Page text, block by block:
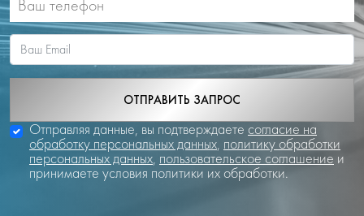
ОТПРАВИТЬ ЗАПРОС
Отправляя данные, вы подтверждаете согласие на
обработку персональных данных, политику обработки
персональных данных, пользовательское соглашение и
принимаете условия политики их обработки.